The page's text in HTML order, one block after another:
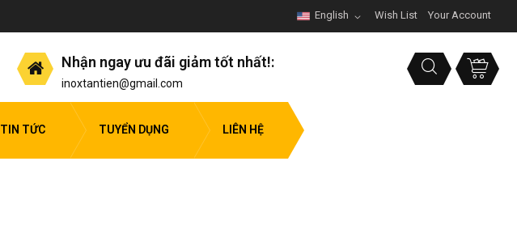
Wish List Your Account
English
Nhận ngay ưu đãi giảm tốt nhất!:
inoxtantien@gmail.com
TIN TỨC TUYỂN DỤNG LIÊN HỆ